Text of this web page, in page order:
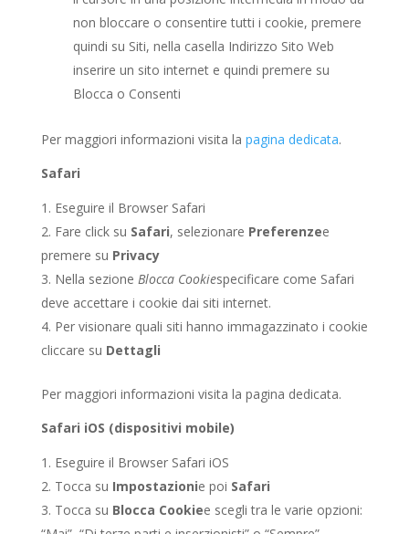
non bloccare o consentire tutti i cookie, premere
quindi su Siti, nella casella Indirizzo Sito Web
inserire un sito internet e quindi premere su
Blocca o Consenti
Per maggiori informazioni visita la pagina dedicata.
Safari
Eseguire il Browser Safari
Fare click su Safari, selezionare Preferenzee
premere su Privacy
Nella sezione Blocca Cookiespecificare come Safari
deve accettare i cookie dai siti internet.
Per visionare quali siti hanno immagazzinato i cookie
cliccare su Dettagli
Per maggiori informazioni visita la pagina dedicata.
Safari iOS (dispositivi mobile)
Eseguire il Browser Safari iOS
Tocca su Impostazionie poi Safari
Tocca su Blocca Cookiee scegli tra le varie opzioni: